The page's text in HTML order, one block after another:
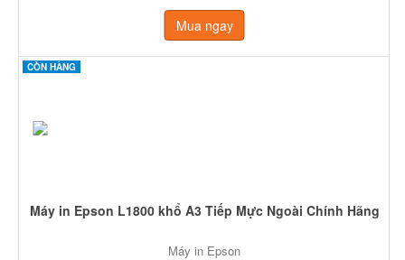
Mua ngay
CÒN HÀNG
Máy in Epson L1800 khổ A3 Tiếp Mực Ngoài Chính Hãng
Máy in Epson